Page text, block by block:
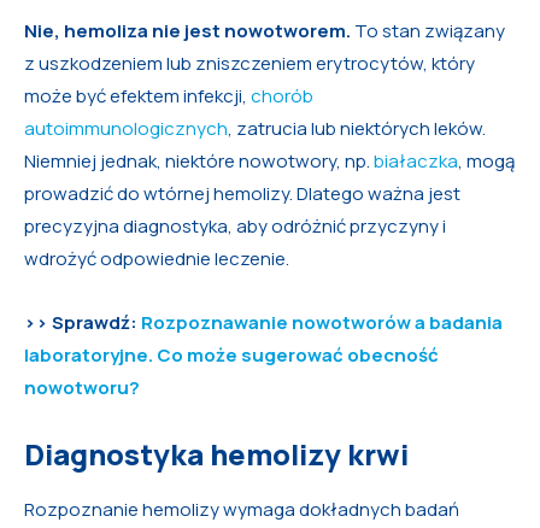
Nie, hemoliza nie jest nowotworem. To stan związany
z uszkodzeniem lub zniszczeniem erytrocytów, który
może być efektem infekcji, chorób
autoimmunologicznych, zatrucia lub niektórych leków.
Niemniej jednak, niektóre nowotwory, np.białaczka, mogą
prowadzić do wtórnej hemolizy. Dlatego ważna jest
precyzyjna diagnostyka, aby odróżnić przyczyny i
wdrożyć odpowiednie leczenie.
>> Sprawdź: Rozpoznawanie nowotworów a badania
laboratoryjne. Co może sugerować obecność
nowotworu?
Diagnostyka hemolizy krwi
Rozpoznanie hemolizy wymaga dokładnych badań